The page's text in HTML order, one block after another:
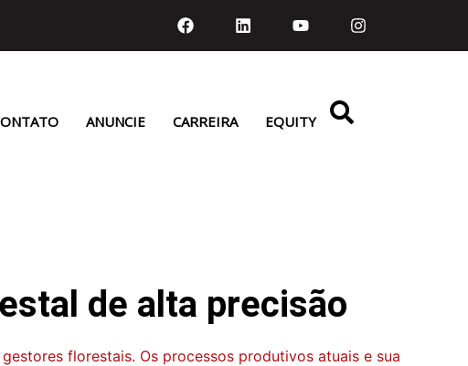
ANUNCIE CARREIRA EQUITY
de alta precisão
florestais. Os processos produtivos atuais e sua